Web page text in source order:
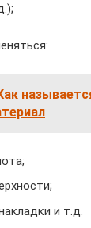
и т.д.